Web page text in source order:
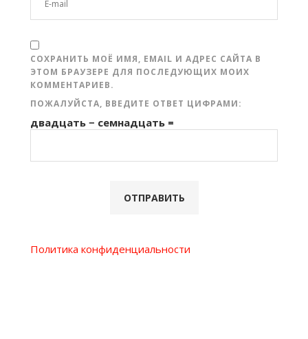
СОХРАНИТЬ МОЁ ИМЯ, EMAIL И АДРЕС САЙТА В
ЭТОМ БРАУЗЕРЕ ДЛЯ ПОСЛЕДУЮЩИХ МОИХ
КОММЕНТАРИЕВ.
ПОЖАЛУЙСТА, ВВЕДИТЕ ОТВЕТ ЦИФРАМИ:
двадцать − семнадцать =
Политика конфиденциальности